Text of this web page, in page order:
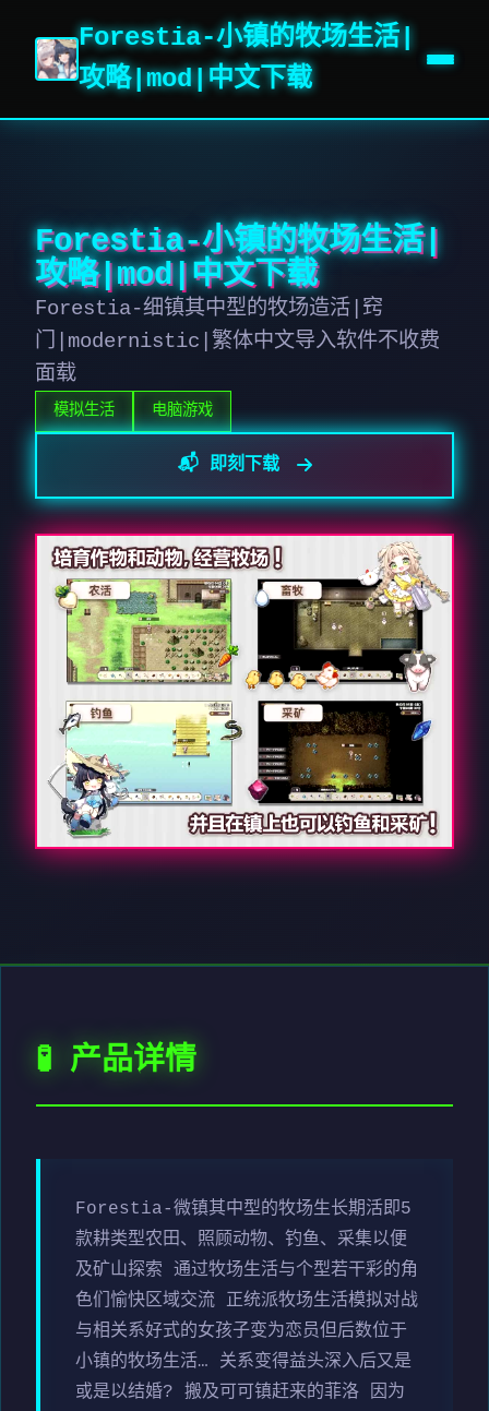
Forestia-小镇的牧场生活|
攻略|mod|中文下载
Forestia-小镇的牧场生活|
攻略|mod|中文下载
Forestia-细镇其中型的牧场造活|窍
门|modernistic|繁体中文导入软件不收费
面载
模拟生活 电脑游戏
📬 即刻下载
🧪 产品详情
Forestia-微镇其中型的牧场生长期活即5
款耕类型农田、照顾动物、钓鱼、采集以便
及矿山探索 通过牧场生活与个型若干彩的角
色们愉快区域交流 正统派牧场生活模拟对战
与相关系好式的女孩子变为恋员但后数位于
小镇的牧场生活… 关系变得益头深入后又是
或是以结婚? 搬及可可镇赶来的菲洛 因为